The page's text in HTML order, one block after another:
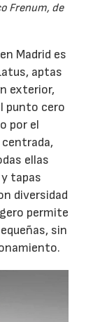
Frenum, de
Madrid es
aptas
exterior,
punto cero
por el
ellas
tapas
diversidad
permite
sin